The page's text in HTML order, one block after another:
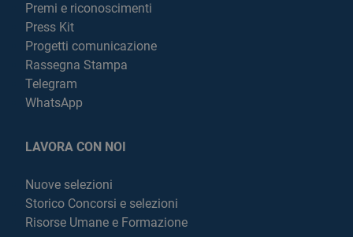
Premi e riconoscimenti
Press Kit
Progetti comunicazione
Rassegna Stampa
Telegram
WhatsApp
LAVORA CON NOI
Nuove selezioni
Storico Concorsi e selezioni
Risorse Umane e Formazione